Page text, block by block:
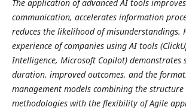
The application of advanced AI tools
communication, accelerates information
reduces the likelihood of misunderstandings.
experience of companies using AI tools
Intelligence, Microsoft Copilot) demonstrates
duration, improved outcomes, and the
management models combining the structure
methodologies with the flexibility of Agile